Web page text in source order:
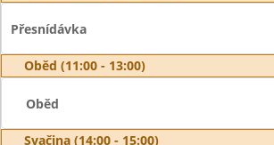
Přesnídávka
Oběd (11:00 - 13:00)
Oběd
Svačina (14:00 - 15:00)